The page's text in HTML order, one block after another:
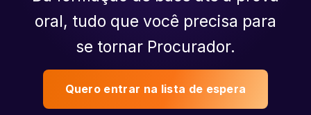
oral, tudo que você precisa para
se tornar Procurador.
Quero entrar na lista de espera